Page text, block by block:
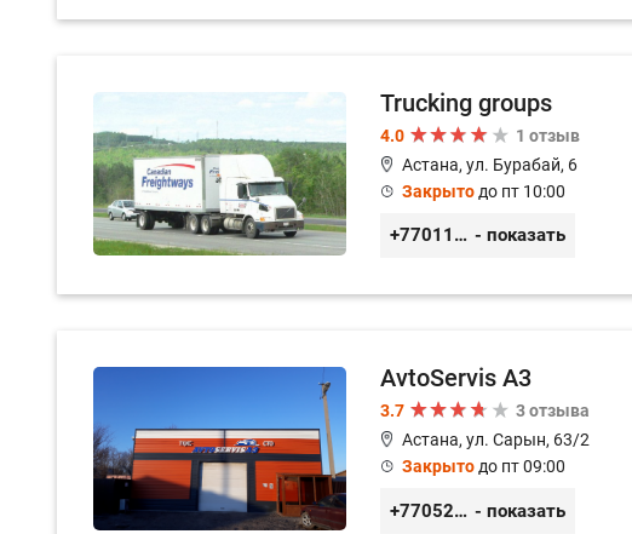
Trucking groups
4.0
1 отзыв
Астана, ул. Бурабай, 6
Закрытодо пт 10:00
+77011245925 - показать
AvtoServis A3
3.7
3 отзыва
Астана, ул. Сарын, 63/2
Закрытодо пт 09:00
+77052327760 - показать